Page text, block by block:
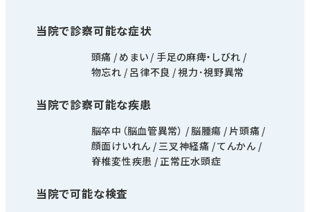
当院で診察可能な症状
頭痛 めまい
手足の麻痺・しびれ
物忘れ
呂律不良 視力･視野異常
当院で診察可能な疾患
脳卒中（脳血管異常） 脳腫瘍
片頭痛
顔面けいれん
三叉神経痛 てんかん
脊椎変性疾患
正常圧水頭症
当院で可能な検査